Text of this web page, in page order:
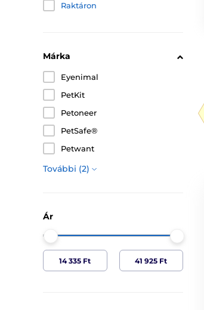
Raktáron
Márka
Eyenimal
PetKit
Petoneer
PetSafe®
Petwant
További (2)
Ár